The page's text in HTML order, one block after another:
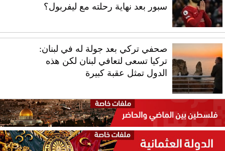
سبور بعد نهاية رحلته مع ليفربول؟
صحفي تركي بعد جولة له في لبنان:
تركيا تسعى لتعافي لبنان لكن هذه
الدول تمثل عقبة كبيرة